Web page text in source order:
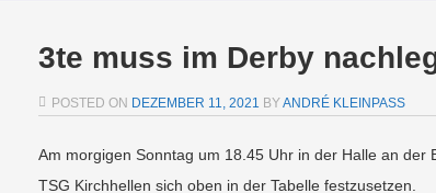
3te muss im Derby
POSTED ON DEZEMBER 11, 2021 BYANDRÉ KLEINPASS
Am morgigen Sonntag um 18.45 Uhr in der Halle an
TSG Kirchhellen sich oben in der Tabelle festzusetzen.